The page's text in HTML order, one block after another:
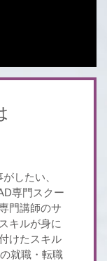
したい、
専門スクー
門講師のサ
キルが身に
けたスキル
就職・転職